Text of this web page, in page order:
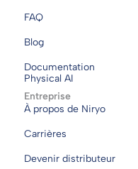
FAQ
Blog
Documentation
Physical AI
Entreprise
À propos de Niryo
Carrières
Devenir distributeur